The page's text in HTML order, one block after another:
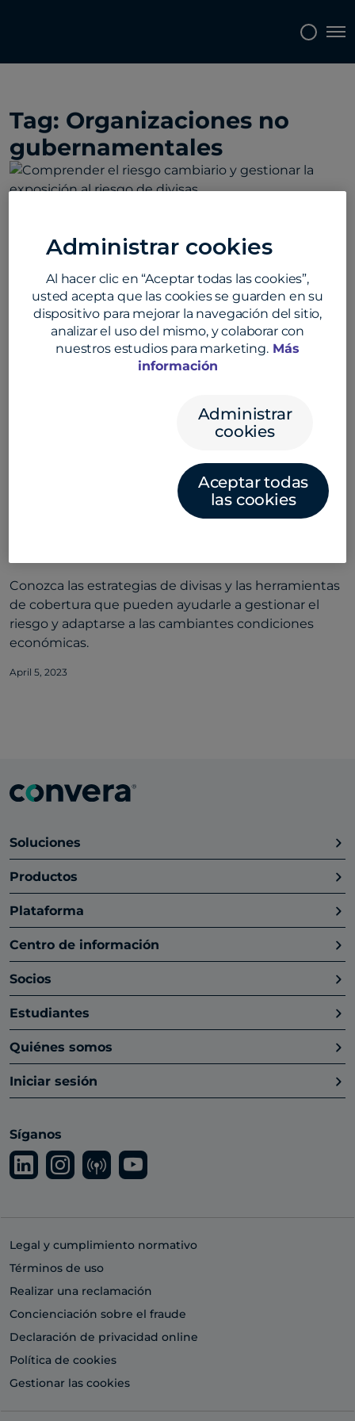
Tag: Organizaciones no
gubernamentales
gestionar la exposición al riesgo de
divisas.
En el mercado global actual, comprender el riesgo
cambiario no es solo una decisión inteligente, sino
Conozca las estrategias de divisas y las herramientas
de cobertura que pueden ayudarle a gestionar el
riesgo y adaptarse a las cambiantes condiciones
económicas.
April 5, 2023
Soluciones
Productos
Plataforma
Centro de información
Socios
Estudiantes
Quiénes somos
Iniciar sesión
Síganos
Legal y cumplimiento normativo
Términos de uso
Realizar una reclamación
Concienciación sobre el fraude
Declaración de privacidad online
Política de cookies
Gestionar las cookies
Administrar cookies
Al hacer clic en “Aceptar todas las cookies”,
usted acepta que las cookies se guarden en su
dispositivo para mejorar la navegación del sitio,
analizar el uso del mismo, y colaborar con
nuestros estudios para marketing. Más
información
Administrar
cookies
Aceptar todas
las cookies